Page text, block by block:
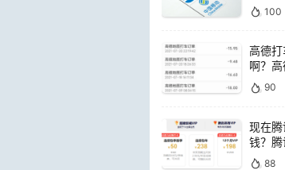
话卡）
100
高德
啊？
扣哪里
90
现在
钱？
便宜88